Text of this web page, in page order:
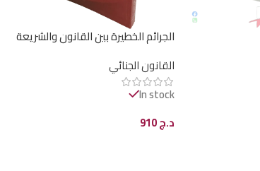
الجرائم الخطيرة بين القانون والشريعة
الخاصة ذات الطابع الجزائي / HM047
القانون الجنائي
In stock
د.ج910